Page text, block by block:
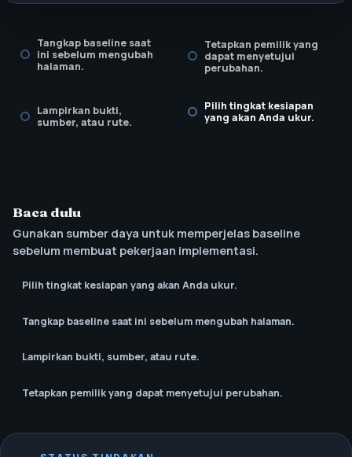
Tangkap baseline saat
ini sebelum mengubah
halaman.
Tetapkan pemilik yang
dapat menyetujui
perubahan.
Lampirkan bukti,
sumber, atau rute.
Pilih tingkat kesiapan
yang akan Anda ukur.
Baca dulu
Gunakan sumber daya untuk memperjelas baseline
sebelum membuat pekerjaan implementasi.
Pilih tingkat kesiapan yang akan Anda ukur.
Tangkap baseline saat ini sebelum mengubah halaman.
Lampirkan bukti, sumber, atau rute.
Tetapkan pemilik yang dapat menyetujui perubahan.